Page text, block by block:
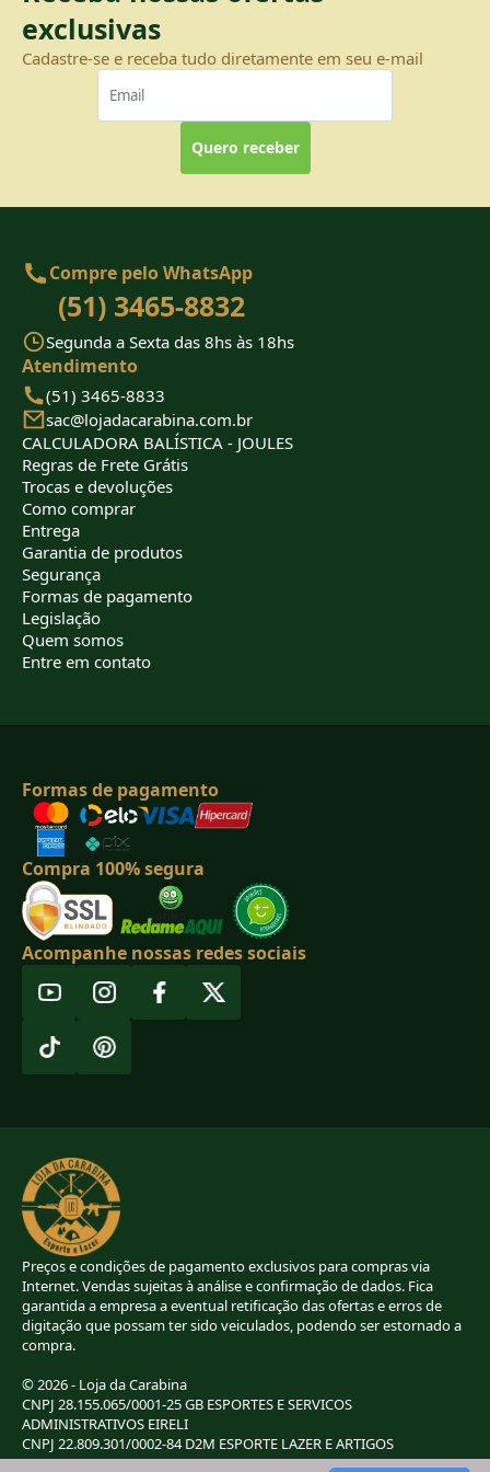
exclusivas
Cadastre-se e receba tudo diretamente em seu e-mail
Quero receber
Compre pelo WhatsApp
(51) 3465-8832
Segunda a Sexta das 8hs às 18hs
Atendimento
(51) 3465-8833
sac@lojadacarabina.com.br
CALCULADORA BALÍSTICA - JOULES
Regras de Frete Grátis
Trocas e devoluções
Como comprar
Entrega
Garantia de produtos
Segurança
Formas de pagamento
Legislação
Quem somos
Entre em contato
Formas de pagamento
Compra 100% segura
Acompanhe nossas redes sociais
Preços e condições de pagamento exclusivos para compras via
Internet. Vendas sujeitas à análise e confirmação de dados. Fica
garantida a empresa a eventual retificação das ofertas e erros de
digitação que possam ter sido veiculados, podendo ser estornado a
compra.
© 2026 - Loja da Carabina
CNPJ 28.155.065/0001-25 GB ESPORTES E SERVICOS
ADMINISTRATIVOS EIRELI
CNPJ 22.809.301/0002-84 D2M ESPORTE LAZER E ARTIGOS
ESPORTIVOS EIRELI